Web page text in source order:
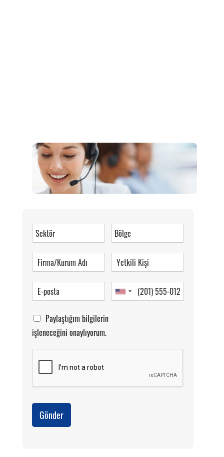
0 (216) 462 49 34
Pazartesi-Cumartesi 09.00-20.00
Paylaştığım bilgilerin
işleneceğini onaylıyorum.
Gönder